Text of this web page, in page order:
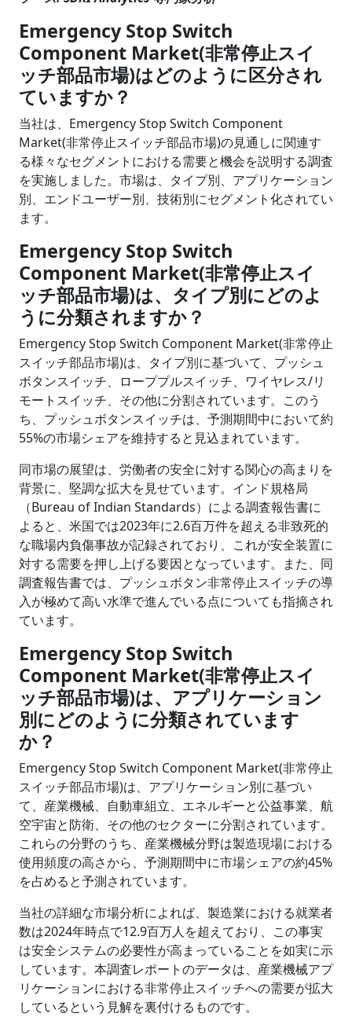
Emergency Stop Switch
Component Market(非常停止スイ
ッチ部品市場)はどのように区分され
ていますか？
当社は、Emergency Stop Switch Component
Market(非常停止スイッチ部品市場)の見通しに関連す
る様々なセグメントにおける需要と機会を説明する調査
を実施しました。市場は、タイプ別、アプリケーション
別、エンドユーザー別、技術別にセグメント化されてい
ます。
Emergency Stop Switch
Component Market(非常停止スイ
ッチ部品市場)は、タイプ別にどのよ
うに分類されますか？
Emergency Stop Switch Component Market(非常停止
スイッチ部品市場)は、タイプ別に基づいて、プッシュ
ボタンスイッチ、ローププルスイッチ、ワイヤレス/リ
モートスイッチ、その他に分割されています。このう
ち、プッシュボタンスイッチは、予測期間中において約
55%の市場シェアを維持すると見込まれています。
同市場の展望は、労働者の安全に対する関心の高まりを
背景に、堅調な拡大を見せています。インド規格局
（Bureau of Indian Standards）による調査報告書に
よると、米国では2023年に2.6百万件を超える非致死的
な職場内負傷事故が記録されており、これが安全装置に
対する需要を押し上げる要因となっています。また、同
調査報告書では、プッシュボタン非常停止スイッチの導
入が極めて高い水準で進んでいる点についても指摘され
ています。
Emergency Stop Switch
Component Market(非常停止スイ
ッチ部品市場)は、アプリケーション
別にどのように分類されています
か？
Emergency Stop Switch Component Market(非常停止
スイッチ部品市場)は、アプリケーション別に基づい
て、産業機械、自動車組立、エネルギーと公益事業、航
空宇宙と防衛、その他のセクターに分割されています。
これらの分野のうち、産業機械分野は製造現場における
使用頻度の高さから、予測期間中に市場シェアの約45%
を占めると予測されています。
当社の詳細な市場分析によれば、製造業における就業者
数は2024年時点で12.9百万人を超えており、この事実
は安全システムの必要性が高まっていることを如実に示
しています。本調査レポートのデータは、産業機械アプ
リケーションにおける非常停止スイッチへの需要が拡大
しているという見解を裏付けるものです。